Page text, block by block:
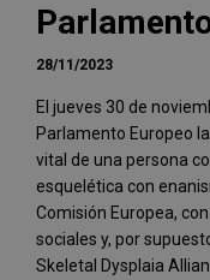
28/11/2023
El jueves 30 de
Parlamento Europeo
vital de una persona
esquelética con
Comisión Europea,
sociales y, por
Skeletal Dysplaia